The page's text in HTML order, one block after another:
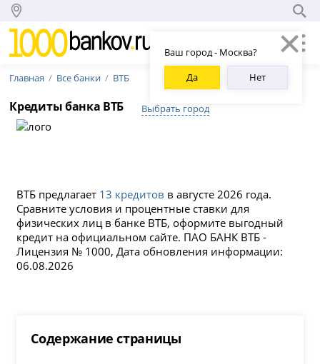
Ваш город - Москва?
Да
Нет
Главная Все банки ВТБ
Кредиты банка ВТБ Выбрать город
ВТБ предлагает 13 кредитов в августе 2026 года.
Сравните условия и процентные ставки для
физических лиц в банке ВТБ, оформите выгодный
кредит на официальном сайте. ПАО БАНК ВТБ -
Лицензия № 1000, Дата обновления информации:
06.08.2026
Содержание страницы